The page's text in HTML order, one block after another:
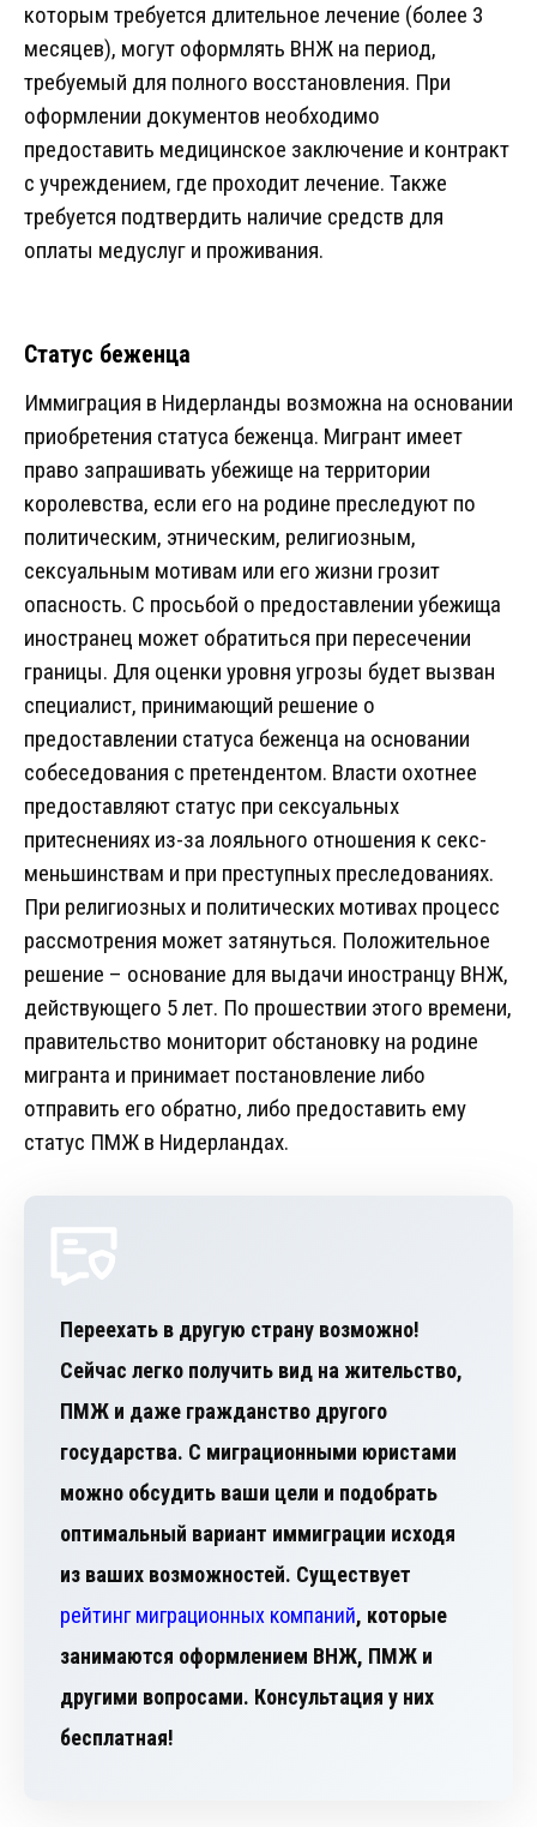
которым требуется длительное лечение (более 3
месяцев), могут оформлять ВНЖ на период,
требуемый для полного восстановления. При
оформлении документов необходимо
предоставить медицинское заключение и контракт
с учреждением, где проходит лечение. Также
требуется подтвердить наличие средств для
оплаты медуслуг и проживания.
Статус беженца
Иммиграция в Нидерланды возможна на основании
приобретения статуса беженца. Мигрант имеет
право запрашивать убежище на территории
королевства, если его на родине преследуют по
политическим, этническим, религиозным,
сексуальным мотивам или его жизни грозит
опасность. С просьбой о предоставлении убежища
иностранец может обратиться при пересечении
границы. Для оценки уровня угрозы будет вызван
специалист, принимающий решение о
предоставлении статуса беженца на основании
собеседования с претендентом. Власти охотнее
предоставляют статус при сексуальных
притеснениях из-за лояльного отношения к секс-
меньшинствам и при преступных преследованиях.
При религиозных и политических мотивах процесс
рассмотрения может затянуться. Положительное
решение – основание для выдачи иностранцу ВНЖ,
действующего 5 лет. По прошествии этого времени,
правительство мониторит обстановку на родине
мигранта и принимает постановление либо
отправить его обратно, либо предоставить ему
статус ПМЖ в Нидерландах.
Переехать в другую страну возможно!
Сейчас легко получить вид на жительство,
ПМЖ и даже гражданство другого
государства. С миграционными юристами
можно обсудить ваши цели и подобрать
оптимальный вариант иммиграции исходя
из ваших возможностей. Существует
рейтинг миграционных компаний, которые
занимаются оформлением ВНЖ, ПМЖ и
другими вопросами. Консультация у них
бесплатная!